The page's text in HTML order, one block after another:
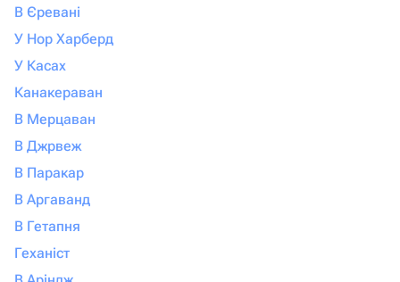
В Єревані
У Нор Харберд
У Касах
Канакераван
В Мерцаван
В Джрвеж
В Паракар
В Аргаванд
В Гетапня
Геханіст